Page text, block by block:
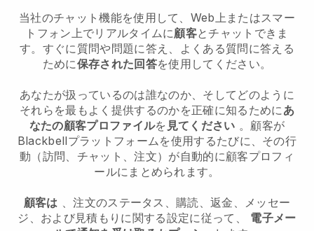
当社のチャット機能を使用して、Web上またはスマー
トフォン上でリアルタイムに顧客とチャットできま
す。すぐに質問や問題に答え、よくある質問に答える
ために保存された回答を使用してください。
あなたが扱っているのは誰なのか、そしてどのように
それらを最もよく提供するのかを正確に知るためにあ
なたの顧客プロファイルを 見てください 。顧客が
Blackbellプラットフォームを使用するたびに、その行
動（訪問、チャット、注文）が自動的に顧客プロフィ
ールにまとめられます。
顧客は 、注文のステータス、購読、返金、メッセー
ジ、および見積もりに関する設定に従って、 電子メー